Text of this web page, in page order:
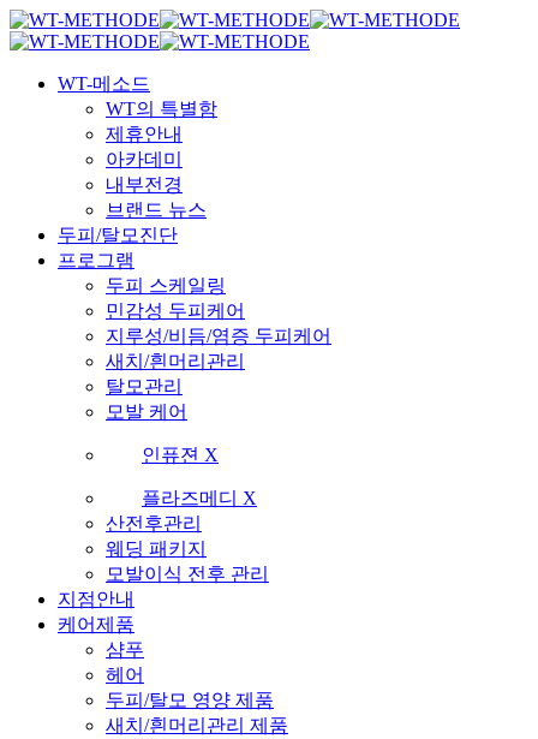
국내 최초 두피케어 브랜드
국내 최초 두피케어 브랜드
Skip
to
content
Menu
WT-메소드
WT의 특별함
제휴안내
아카데미
내부전경
브랜드 뉴스
두피/탈모진단
프로그램
두피 스케일링
민감성 두피케어
지루성/비듬/염증 두피케어
새치/흰머리관리
탈모관리
모발 케어
인퓨젼 X
플라즈메디 X
산전후관리
웨딩 패키지
모발이식 전후 관리
지점안내
케어제품
샴푸
헤어
두피/탈모 영양 제품
새치/흰머리관리 제품